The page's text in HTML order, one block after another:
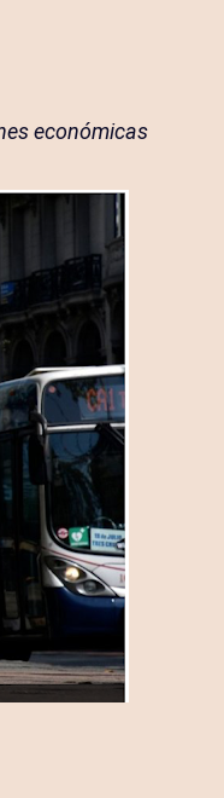
económicas